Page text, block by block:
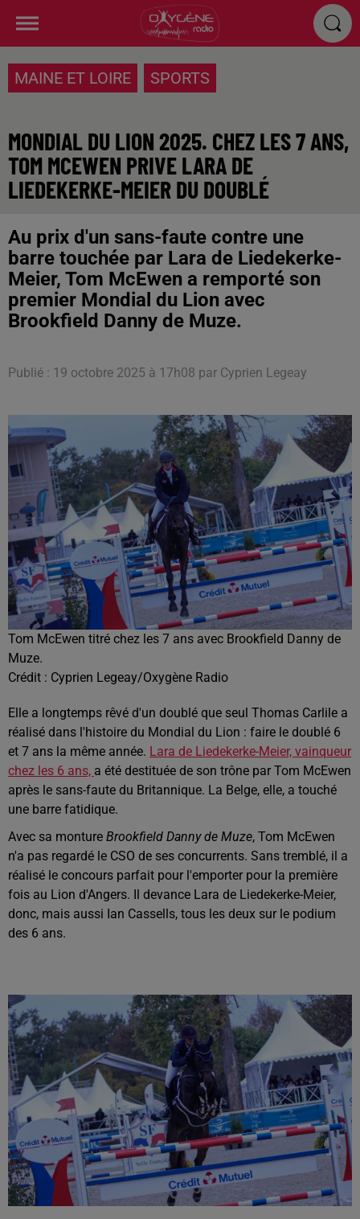
MAINE ET LOIRE SPORTS
MONDIAL DU LION 2025. CHEZ LES 7 ANS,
TOM MCEWEN PRIVE LARA DE
LIEDEKERKE-MEIER DU DOUBLÉ
Au prix d'un sans-faute contre une
barre touchée par Lara de Liedekerke-
Meier, Tom McEwen a remporté son
premier Mondial du Lion avec
Brookfield Danny de Muze.
Publié : 19 octobre 2025 à 17h08 par Cyprien Legeay
Tom McEwen titré chez les 7 ans avec Brookfield Danny de
Muze.
Crédit : Cyprien Legeay/Oxygène Radio
Elle a longtemps rêvé d'un doublé que seul Thomas Carlile a
réalisé dans l'histoire du Mondial du Lion : faire le doublé 6
et 7 ans la même année. Lara de Liedekerke-Meier, vainqueur
chez les 6 ans, a été destituée de son trône par Tom McEwen
après le sans-faute du Britannique. La Belge, elle, a touché
une barre fatidique.
Avec sa monture Brookfield Danny de Muze, Tom McEwen
n'a pas regardé le CSO de ses concurrents. Sans tremblé, il a
réalisé le concours parfait pour l'emporter pour la première
fois au Lion d'Angers. Il devance Lara de Liedekerke-Meier,
donc, mais aussi Ian Cassells, tous les deux sur le podium
des 6 ans.